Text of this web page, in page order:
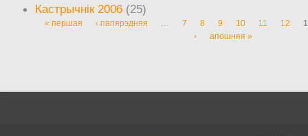
Кастрычнік 2006 (25)
Старонкі
« першая ‹ папярэдняя … 7 8 9 10 11 12
›
апошняя »